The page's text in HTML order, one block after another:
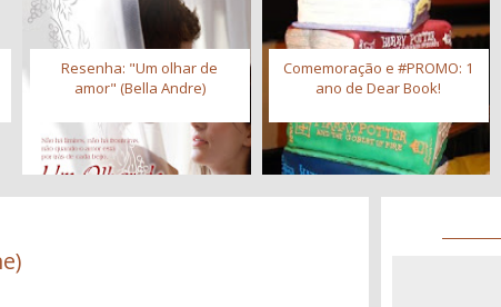
Resenha: "Um olhar de
amor" (Bella Andre)
Comemoração e #PROMO: 1
ano de Dear Book!